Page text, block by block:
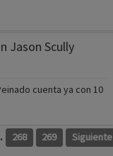
Jason Scully
cuenta ya con 10
268 269 Siguiente